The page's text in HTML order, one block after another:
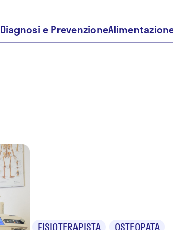
Diagnosi e Prevenzione
FISIOTERAPISTA OSTEOPATA